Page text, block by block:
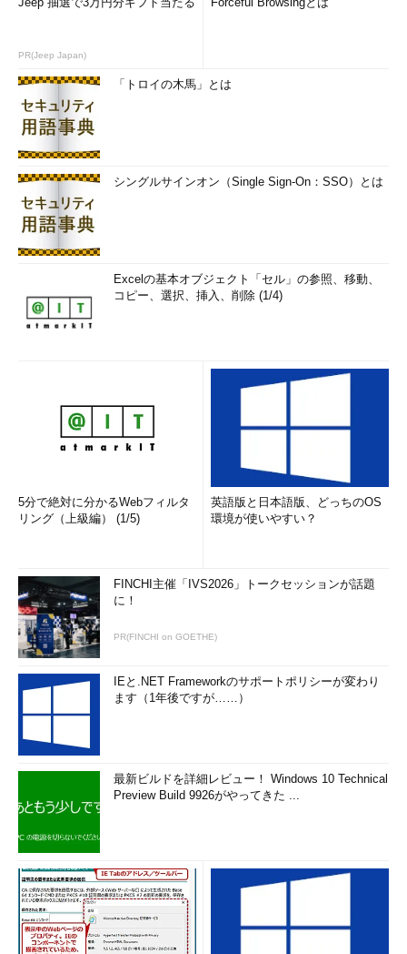
PR(Jeep Japan)
「トロイの木馬」とは
シングルサインオン（Single Sign-On：SSO）とは
Excelの基本オブジェクト「セル」の参照、移動、
コピー、選択、挿入、削除 (1/4)
5分で絶対に分かるWebフィルタ
リング（上級編） (1/5)
英語版と日本語版、どっちのOS
環境が使いやすい？
FINCHI主催「IVS2026」トークセッションが話題
に！
PR(FINCHI on GOETHE)
IEと.NET Frameworkのサポートポリシーが変わり
ます（1年後ですが……）
最新ビルドを詳細レビュー！ Windows 10 Technical
Preview Build 9926がやってきた ...